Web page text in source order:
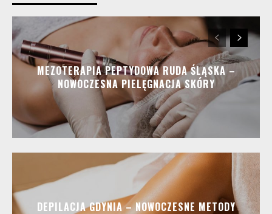
MEZOTERAPIA PEPTYDOWA RUDA ŚLĄSKA –
NOWOCZESNA PIELĘGNACJA SKÓRY
DEPILACJA GDYNIA – NOWOCZESNE METODY